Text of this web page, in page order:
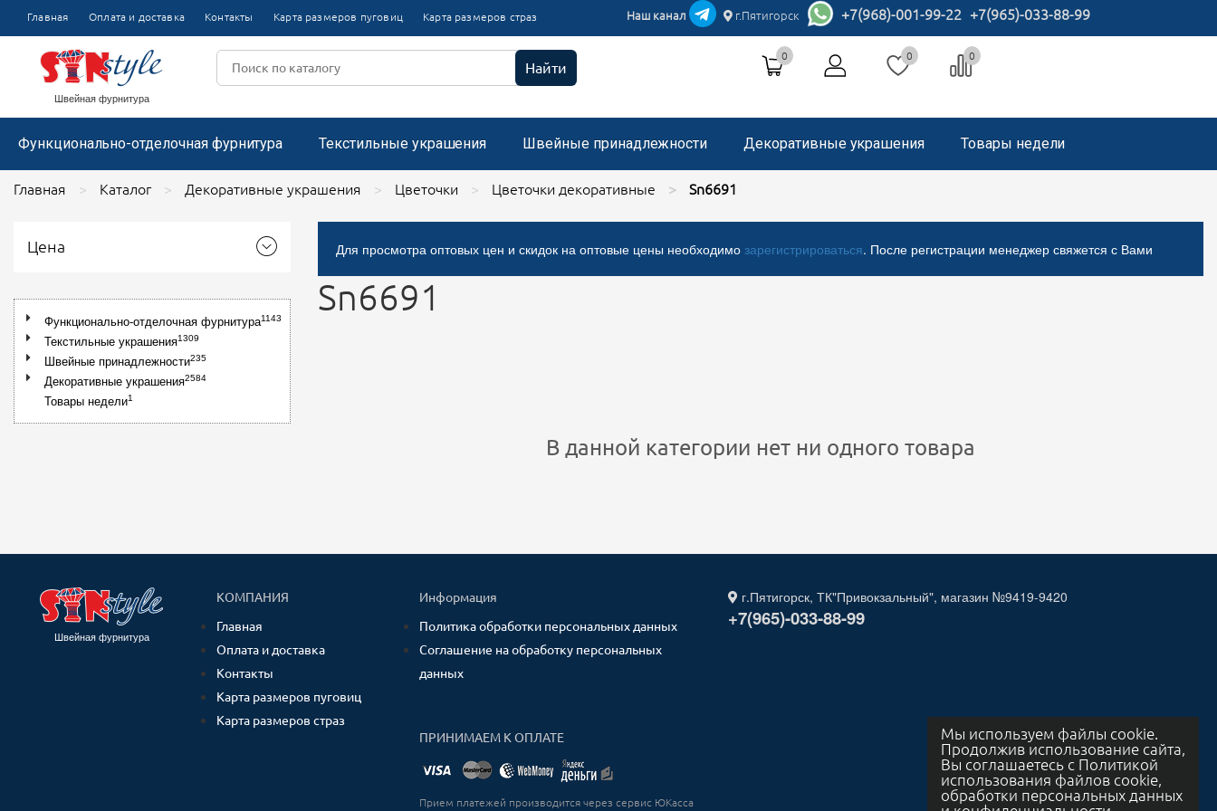
Мы используем файлы cookie.
Продолжив использование сайта,
Вы соглашаетесь с Политикой
использования файлов cookie,
обработки персональных данных
Главная Оплата и доставка Контакты Карта размеров пуговиц Карта размеров страз Наш канал г.Пятигорск +7(968)-001-99-22 +7(965)-033-88-99
Швейная фурнитура
Найти
0 0 0
Функционально-отделочная фурнитура
Пряжки
Пряжки пластиковые
Пряжки металлические со стразами
Текстильные украшения
Тесьма отделочная вязаная
Швейные принадлежности
Размерники
Декоративные украшения
Цветочки пластиковые
Цветочки из капроновой ленты
Цветочки декоративные
Кружево цветочное
Аппликации пришивные с микробисером
Броши со стразами, застежка "булавка"
Товары недели
Главная Каталог Декоративные украшения Цветочки Цветочки декоративные Sn6691
Цена
Функционально-отделочная фурнитура1143
Текстильные украшения1309
Швейные принадлежности235
Декоративные украшения2584
Товары недели1
Для просмотра оптовых цен и скидок на оптовые цены необходимо зарегистрироваться. После регистрации менеджер свяжется с Вами
Sn6691
В данной категории нет ни одного товара
Швейная фурнитура
КОМПАНИЯ
Главная
Оплата и доставка
Контакты
Карта размеров пуговиц
Карта размеров страз
Информация
Политика обработки персональных данных
Соглашение на обработку персональных
данных
ПРИНИМАЕМ К ОПЛАТЕ
Прием платежей производится через сервис ЮКасса
г.Пятигорск, ТК"Привокзальный", магазин №9419-9420
+7(965)-033-88-99